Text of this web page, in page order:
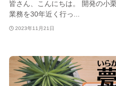
皆さん、こんにちは。 開発の小
業務を30年近く行っ...
2023年11月21日